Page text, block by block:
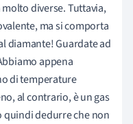
diverse. Tuttavia,
ma si comporta
diamante! Guardate ad
appena
di temperature
al contrario, è un gas
quindi dedurre che non